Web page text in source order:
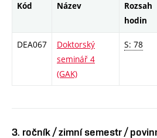
Kód Název
Rozsah
hodin
DEA067
Doktorský
seminář 4
(GAK)
S: 78
3. ročník / zimní semestr /